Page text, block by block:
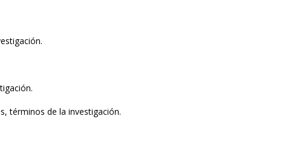
términos de la investigación.